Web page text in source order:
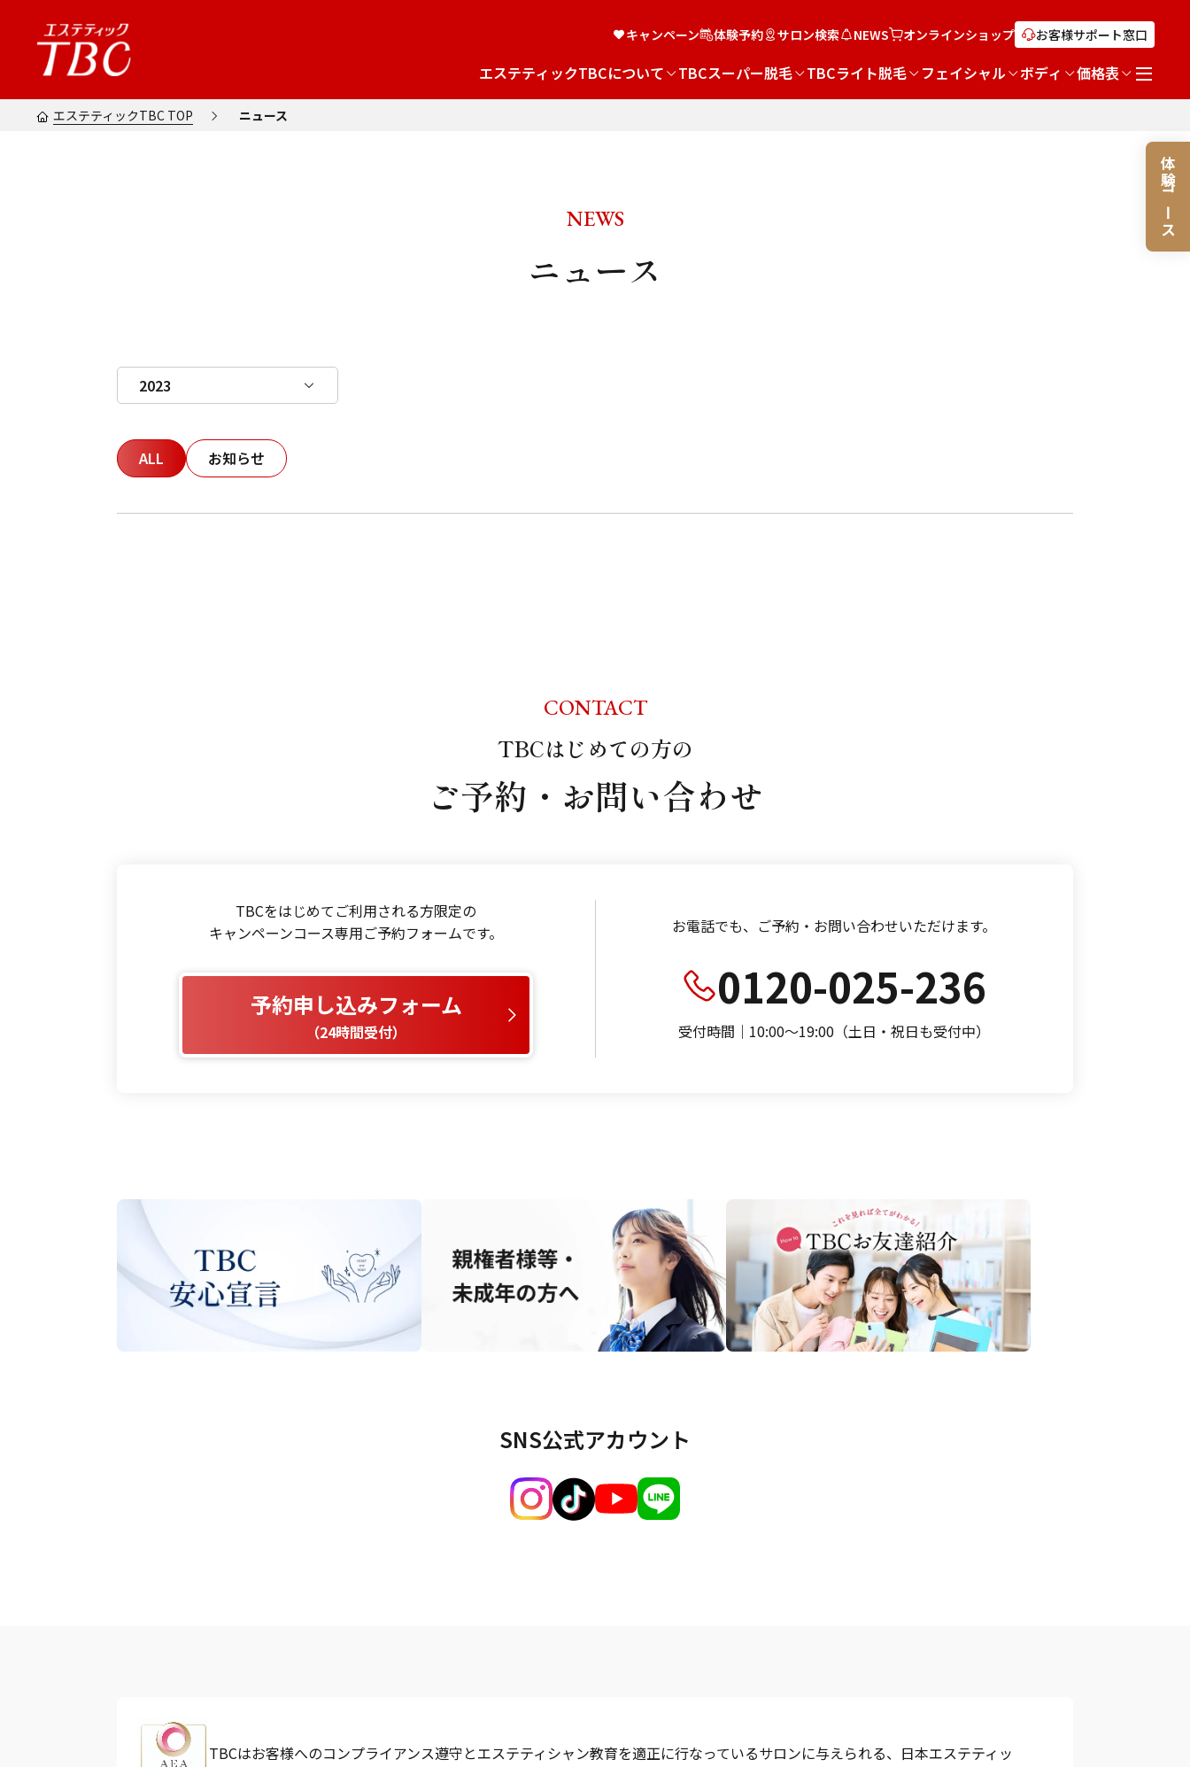
キャンペーン 体験予約 サロン検索 NEWS オンラインショップ お客様サポート窓口
エステティックTBCについて TBCスーパー脱毛 TBCライト脱毛 フェイシャル ボディ 価格表
体験コース
エステティックTBC TOP ニュース
NEWS
ニュース
ALL お知らせ
CONTACT
TBCはじめての方の
ご予約・お問い合わせ
TBCをはじめてご利用される方限定の
キャンペーンコース専用ご予約フォームです。
予約申し込みフォーム
（24時間受付）
お電話でも、 ご予約・お問い合わせいただけます。
0120-025-236
受付時間｜10:00～19:00（土日・祝日も受付中）
SNS公式アカウント
TBCはお客様へのコンプライアンス遵守とエステティシャン教育を適正に行なっているサロンに与えられる、日本エステティッ